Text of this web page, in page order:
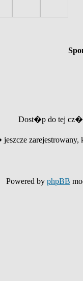
Dost�p do tej
Powered by phpBB